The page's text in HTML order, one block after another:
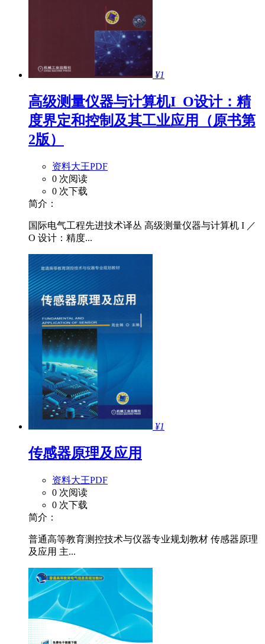
¥1
高级测量仪器与计算机I_O设计：精
度界定和控制及其工业应用（原书第
2版）
资料大王PDF
0 次阅读
0 次下载
简介：
国际电气工程先进技术译丛 高级测量仪器与计算机 I ／
O 设计：精度...
¥1
传感器原理及应用
资料大王PDF
0 次阅读
0 次下载
简介：
普通高等教育测控技术与仪器专业规划教材 传感器原理
及应用 主...